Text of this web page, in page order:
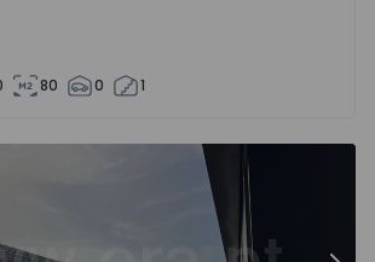
80 0 1
Nova de Gaia, Canidelo - 1576073 - 7